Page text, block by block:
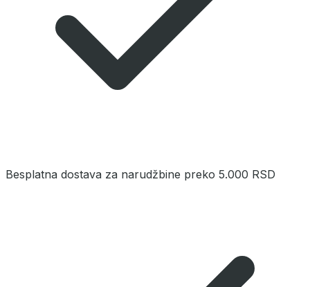
Besplatna dostava za narudžbine preko 5.000 RSD